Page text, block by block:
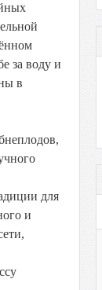
за воду и
в
для
и